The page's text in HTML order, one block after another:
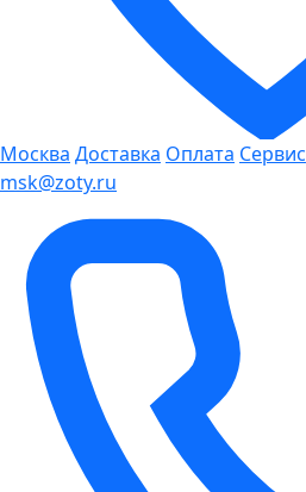
Москва Доставка Оплата Сервис
msk@zoty.ru